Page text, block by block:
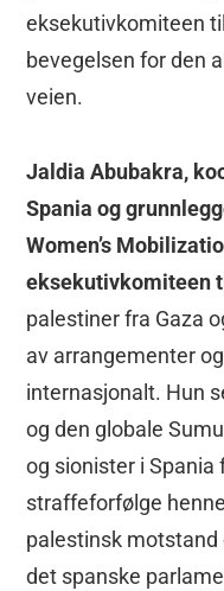
eksekutivkomiteen
bevegelsen for den
veien.
Jaldia Abubakra,
Spania og
Women’s
eksekutivkomiteen
palestiner fra Gaza
av arrangementer
internasjonalt. Hun
og den globale
og sionister i Spania
straffeforfølge
palestinsk motstand
det spanske